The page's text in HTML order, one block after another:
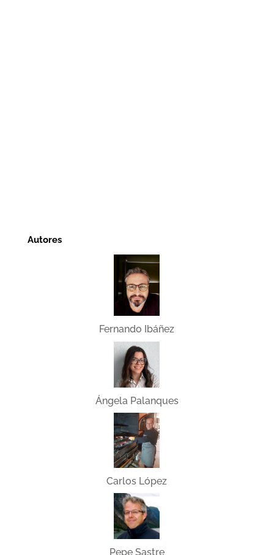
Autores
Fernando Ibáñez
Ángela Palanques
Carlos López
Pepe Sastre